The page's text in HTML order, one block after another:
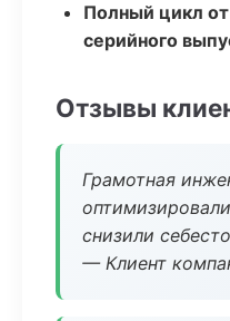
Полный цикл
серийного
Отзывы
Грамотная
снизили
— Клиент